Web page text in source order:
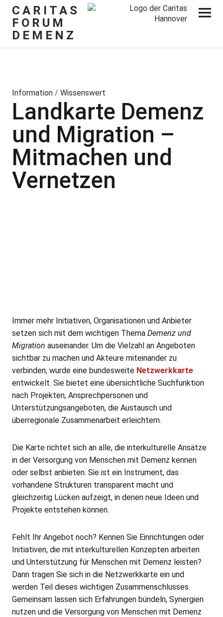
CARITAS
FORUM
DEMENZ
Information/ Wissenswert
Landkarte Demenz
und Migration –
Mitmachen und
Vernetzen
Immer mehr Initiativen, Organisationen und Anbieter
setzen sich mit dem wichtigen Thema Demenz und
Migration auseinander. Um die Vielzahl an Angeboten
sichtbar zu machen und Akteure miteinander zu
verbinden, wurde eine bundesweite Netzwerk­karte
entwickelt. Sie bietet eine übersichtliche Suchfunktion
nach Projekten, Ansprechpersonen und
Unterstützungsangeboten, die Austausch und
überregionale Zusammenarbeit erleichtern.
Die Karte richtet sich an alle, die interkulturelle Ansätze
in der Versorgung von Menschen mit Demenz kennen
oder selbst anbieten. Sie ist ein Instrument, das
vorhandene Strukturen transparent macht und
gleichzeitig Lücken aufzeigt, in denen neue Ideen und
Projekte entstehen können.
Fehlt Ihr Angebot noch? Kennen Sie Einrichtungen oder
Initiativen, die mit interkulturellen Konzepten arbeiten
und Unterstützung für Menschen mit Demenz leisten?
Dann tragen Sie sich in die Netzwerk­karte ein und
werden Teil dieses wichtigen Zusammenschlusses.
Gemeinsam lassen sich Erfahrungen bündeln, Synergien
nutzen und die Versorgung von Menschen mit Demenz